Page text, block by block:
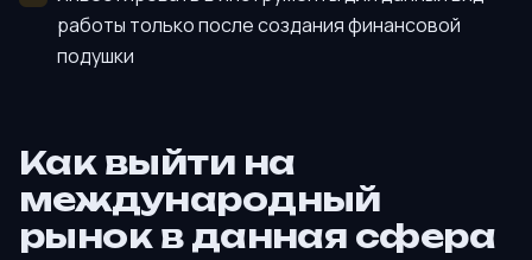
работы только после создания финансовой
подушки
Как выйти на
международный
рынок в данная сфера